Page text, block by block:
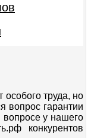
особого труда, но
вопрос гарантии
вопросе у нашего
конкурентов